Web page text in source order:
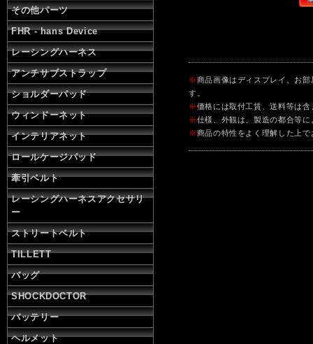
その他パーツ
FHR - hans Device
レーシングハーネス
アンチサブストラップ
ショルダーパッド
ウィンドーネット
インテリアネット
ロールケージパッド
牽引ベルト
レーシングハーネスアクセサリ
ー
ストリートベルト
TILLETT
バッグ
SHOCKDOCTOR
バッテリー
ヘルメット
※商品画像はディスプレイ、お
す。
※価格には取付工賃、送料等は
※仕様、外観は、製造の都合等
※商品の特性をよく理解した上